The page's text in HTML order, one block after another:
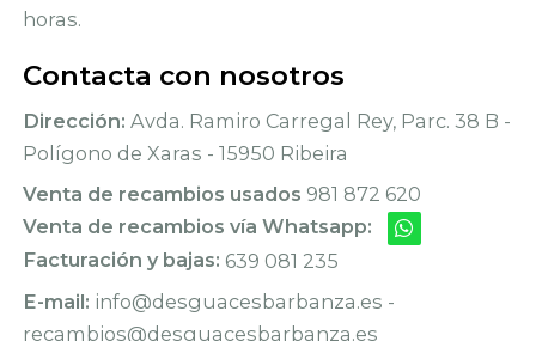
horas.
Contacta con nosotros
Dirección: Avda. Ramiro Carregal Rey, Parc. 38 B -
Polígono de Xaras - 15950 Ribeira
Venta de recambios usados 981 872 620
Venta de recambios vía Whatsapp:
Facturación y bajas: 639 081 235
E-mail: info@desguacesbarbanza.es -
recambios@desguacesbarbanza.es